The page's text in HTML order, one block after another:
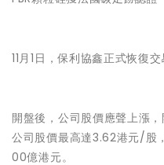
11月1日，保利協鑫正式恢復交
開盤後，公司股價應聲上漲
公司股價最高達3.62港元/股
00億港元。